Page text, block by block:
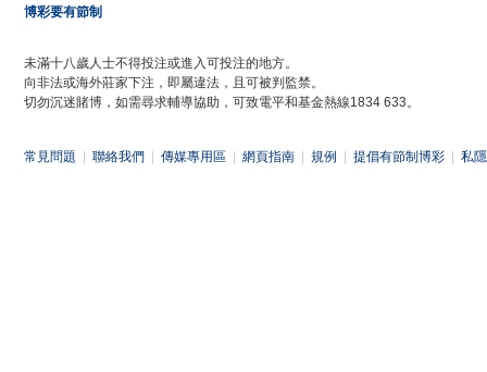
博彩要有節制
未滿十八歲人士不得投注或進入可投注的地方。
向非法或海外莊家下注，即屬違法，且可被判監禁。
切勿沉迷賭博，如需尋求輔導協助，可致電平和基金熱線1834 633。
常見問題 聯絡我們 傳媒專用區 網頁指南 規例 提倡有節制博彩 私